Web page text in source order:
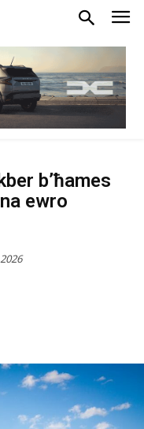
b’ħames
ewro